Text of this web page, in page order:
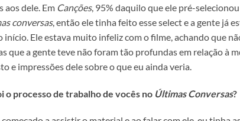
aos dele. Em Canções, 95% daquilo que ele pré-
conversas, então ele tinha feito esse select e a gente já
início. Ele estava muito infeliz com o filme, achando que
que a gente teve não foram tão profundas em relação à
e impressões dele sobre o que eu ainda veria.
o processo de trabalho de vocês no Últimas Conversas?